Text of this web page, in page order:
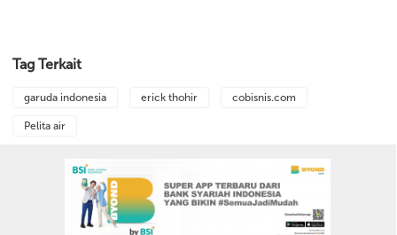
Tag Terkait
garuda indonesia erick thohir cobisnis.com
Pelita air